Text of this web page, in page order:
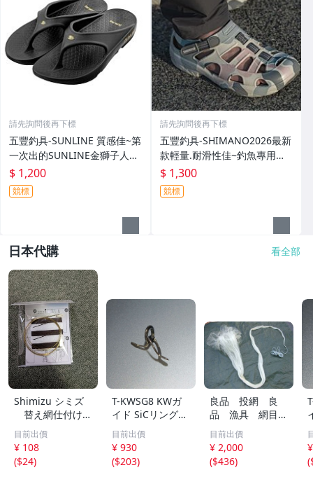
請先詢問後再下標
五豐釣具-SUNLINE 質感佳~第
一次出的SUNLINE金獅子人字
夾腳拖鞋SUS-401特價1200元
$ 1,200
競標
請先詢問後再下標
五豐釣具-SHIMANO2026最新
款輕量.耐滑性佳~釣魚專用布
希涼鞋 FS-091I特價1300元
$ 1,300
競標
日本代購 看全部
Shimizu シミズ
替え網仕付けセ
ット ゴールド×
ブラック
目前出價
¥ 108
($24)
T-KWSG8 KWガ
イド SiCリング
富士工業 ガイド
チタンフレーム
目前出價
¥ 930
($203)
良品 投網 良
品 漁具 網目
約1ｃｍ×1ｃｍ
4Ｋｇ ⑥
目前出價
¥ 2,000
($436)
(